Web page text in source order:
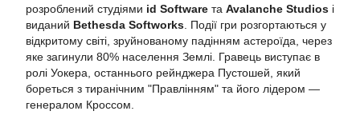
розроблений студіями id Software та Avalanche Studios і
виданий Bethesda Softworks . Події гри розгортаються у
відкритому світі, зруйнованому падінням астероїда, через
яке загинули 80% населення Землі. Гравець виступає в
ролі Уокера, останнього рейнджера Пустошей, який
бореться з тиранічним "Правлінням" та його лідером —
генералом Кроссом.